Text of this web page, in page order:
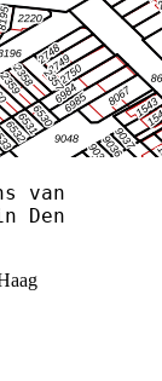
van
Den